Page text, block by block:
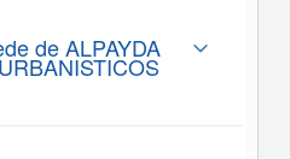
de ALPAYDA